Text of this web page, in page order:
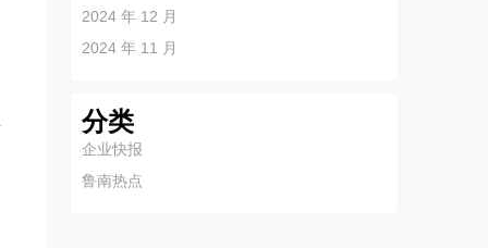
2024 年 12 月
2024 年 11 月
分类
企业快报
鲁南热点